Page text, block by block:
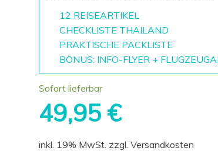
12 REISEARTIKEL
CHECKLISTE THAILAND
PRAKTISCHE PACKLISTE
BONUS: INFO-FLYER +
Sofort lieferbar
49,95 €
inkl. 19% MwSt. zzgl. Versandkosten